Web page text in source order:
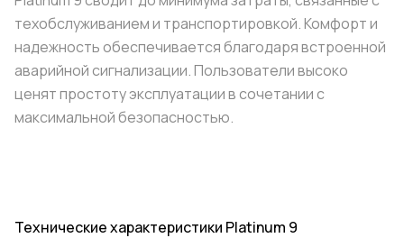
техобслуживанием и транспортировкой. Комфорт и
надежность обеспечивается благодаря встроенной
аварийной сигнализации. Пользователи высоко
ценят простоту эксплуатации в сочетании с
максимальной безопасностью.
Технические характеристики Platinum 9